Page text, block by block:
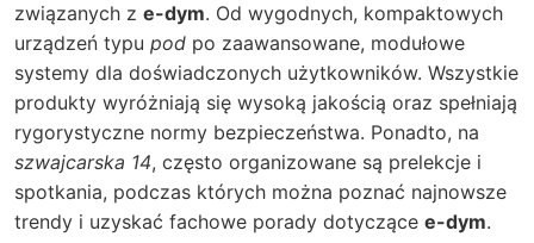
związanych z e-dym. Od wygodnych, kompaktowych
urządzeń typu pod po zaawansowane, modułowe
systemy dla doświadczonych użytkowników. Wszystkie
produkty wyróżniają się wysoką jakością oraz spełniają
rygorystyczne normy bezpieczeństwa. Ponadto, na
szwajcarska 14, często organizowane są prelekcje i
spotkania, podczas których można poznać najnowsze
trendy i uzyskać fachowe porady dotyczące e-dym.